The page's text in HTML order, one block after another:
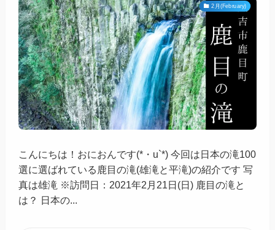
2月(February)
こんにちは！おにおんです(*・u`*) 今回は日本の滝100
選に選ばれている鹿目の滝(雄滝と平滝)の紹介です 写
真は雄滝 ※訪問日：2021年2月21日(日) 鹿目の滝と
は？ 日本の...